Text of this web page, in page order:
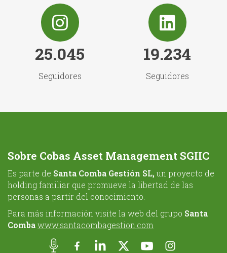
25.045
Seguidores
19.234
Seguidores
Sobre Cobas Asset Management SGIIC
Es parte de Santa Comba Gestión SL, un proyecto de
holding familiar que promueve la libertad de las
personas a partir del conocimiento.
Para más información visite la web del grupo Santa
Combawww.santacombagestion.com